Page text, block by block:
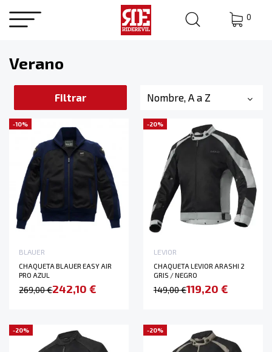
0
Verano
Filtrar Nombre, A a Z
-10%
BLAUER
CHAQUETA BLAUER EASY AIR
PRO AZUL
269,00 €242,10 €
-20%
LEVIOR
CHAQUETA LEVIOR ARASHI 2
GRIS / NEGRO
149,00 €119,20 €
-20% -20%